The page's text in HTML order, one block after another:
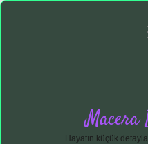
Gizlilik
Macera
Hayatın küçük